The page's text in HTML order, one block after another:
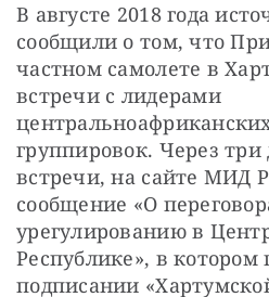
В августе 2018 года
сообщили о том, что
частном самолете в
встречи с лидерами
группировок. Через три
встречи, на сайте МИД
сообщение «О
урегулированию в
Республике», в котором
подписании